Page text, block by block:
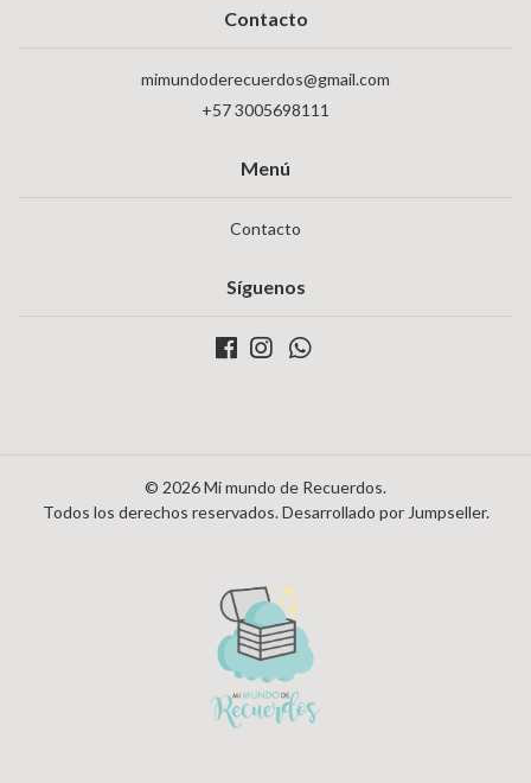
Contacto
mimundoderecuerdos@gmail.com
+57 3005698111
Menú
Contacto
Síguenos
© 2026 Mi mundo de Recuerdos.
Todos los derechos reservados.Desarrollado por Jumpseller.